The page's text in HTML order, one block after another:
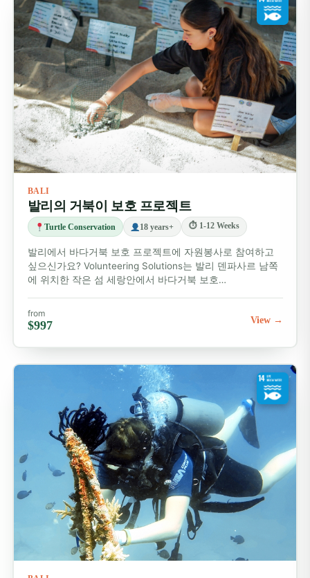
하게 됩니다.
자유 시간:저녁 시간과 주말에는 우붓의 계단식 논부
터 스미냑의 해변까지 발리를 자유롭게 탐험해 보세요.
발리의 문화에 푹 빠져보세요
발리는 의미 있는 업무와 문화 체험을 동시에 즐길 수 있
는 완벽한 여행지입니다. 전통 춤 공연을 관람하고, 발리
요리의 정수를 배우거나, 현지 의식에 참여해 보세요. 울루
와투나 타나롯 사원을 방문하고, 우붓의 몽키 포레스트를
탐험하거나, 정글에 둘러싸인 곳에서 요가 수업을 들어보
는 것도 좋습니다.
추가 투어
주말을 알차게 보내려면 발리 주변 여행을 추가 계획해 보
세요. 누사 페니다의 아름다운 해변을 방문하거나, 아메드
에서 스노클링을 즐기거나, 바투르 산에 올라 일출을 감상
해 보세요. 많은 자원봉사자들이 주말을 이용해 논밭, 폭
포, 숨겨진 사원을 탐험하기도 합니다. 모험을 원한다면 래
프팅, 스쿠버 다이빙, 서핑에 도전해 보세요.
나만의 주말 일정을 짜고 싶으신가요?
traveldesk@volunteeringsolutions.com으로 저희 여행
담당팀에 문의하세요. 완벽한 여행 계획을 세우는 데 도움
을 드리겠습니다!
지금 신청하세요
발리에서 봉사 활동을 시작할 준비가 되셨나요?
BALI
발리의 거북이 보호 프로젝트
Turtle Conservation 18 years+ ⏱ 1-12 Weeks
발리에서 바다거북 보호 프로젝트에 자원봉사로 참여하고
싶으신가요? Volunteering Solutions는 발리 덴파사르 남쪽
에 위치한 작은 섬 세랑안에서 바다거북 보호…
from
$997 View →